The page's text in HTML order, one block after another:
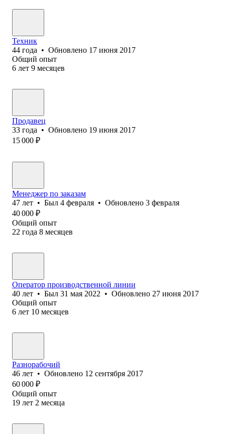
Техник
44 года • Обновлено 17 июня 2017
Общий опыт
6 лет 9 месяцев
Продавец
33 года • Обновлено 19 июня 2017
15 000 ₽
Менеджер по заказам
47 лет • Был 4 февраля • Обновлено 3 февраля
40 000 ₽
Общий опыт
22 года 8 месяцев
Оператор производственной линии
40 лет • Был 31 мая 2022 • Обновлено 27 июня 2017
Общий опыт
6 лет 10 месяцев
Разнорабочий
46 лет • Обновлено 12 сентября 2017
60 000 ₽
Общий опыт
19 лет 2 месяца